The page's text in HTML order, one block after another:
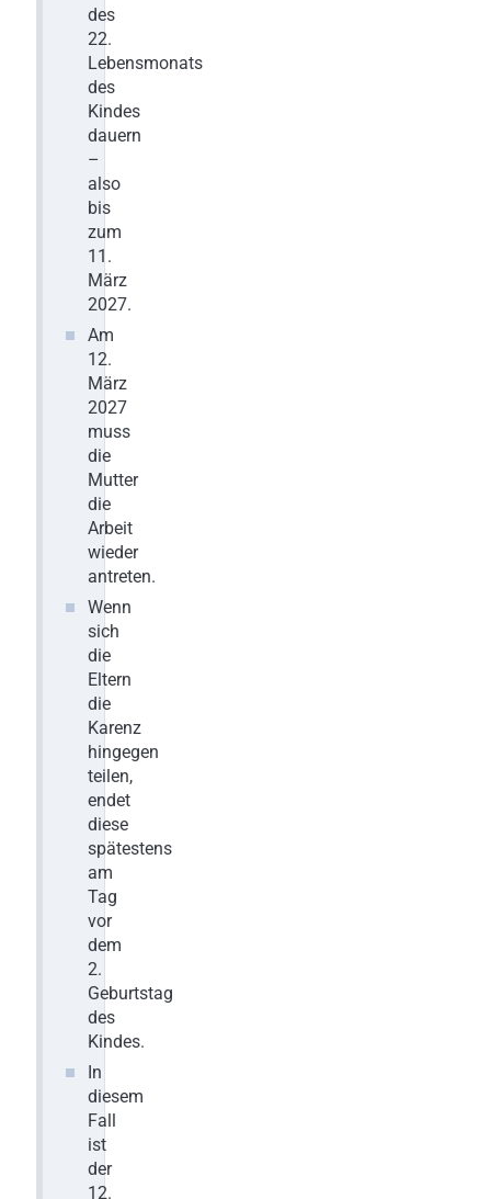
des
22.
Lebensmonats
des
Kindes
dauern
–
also
bis
zum
11.
März
2027.
Am
12.
März
2027
muss
die
Mutter
die
Arbeit
wieder
antreten.
Wenn
sich
die
Eltern
die
Karenz
hingegen
teilen,
endet
diese
spätestens
am
Tag
vor
dem
2.
Geburtstag
des
Kindes.
In
diesem
Fall
ist
der
12.